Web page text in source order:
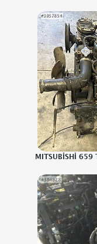
MITSUBİSHİ 659